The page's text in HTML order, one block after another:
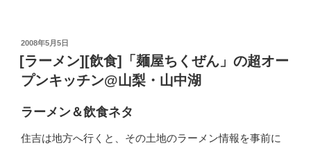
投
稿
日:
2008年5月5日
[ラーメン][飲食]「麺屋ちくぜん」の超オー
プンキッチン@山梨・山中湖
ラーメン＆飲食ネタ
住吉は地方へ行くと、その土地のラーメン情報を事前に